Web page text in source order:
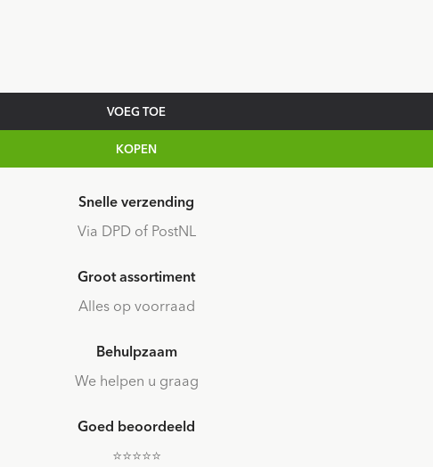
VOEG TOE
KOPEN
Snelle verzending
Via DPD of PostNL
Groot assortiment
Alles op voorraad
Behulpzaam
We helpen u graag
Goed beoordeeld
⭐️⭐️⭐️⭐️⭐️